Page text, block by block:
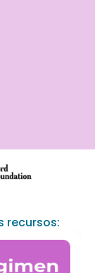
recursos: